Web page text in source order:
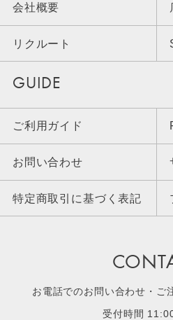
会社概要
リクルート
GUIDE
ご利用ガイド
お問い合わせ
特定商取引に基づく表記
お電話でのお問い合わせ・ご
受付時間